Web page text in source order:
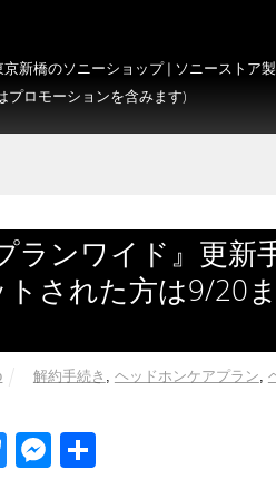
京新橋のソニーショップ | ソニースト
プロモーションを含みます)
ランワイド』更新
された方は9/20
解約手続き , ヘッドホンケアプラン,
Bl
M